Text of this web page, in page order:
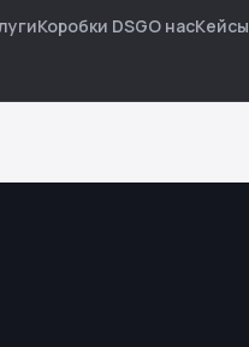
Коробки DSGО насКейсы